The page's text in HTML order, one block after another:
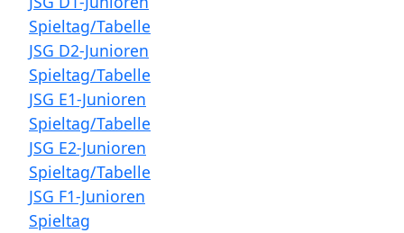
Spieltag/Tabelle
JSG D2-Junioren
Spieltag/Tabelle
JSG E1-Junioren
Spieltag/Tabelle
JSG E2-Junioren
Spieltag/Tabelle
JSG F1-Junioren
Spieltag